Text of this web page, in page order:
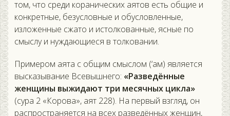
том, что среди коранических аятов есть общие и
конкретные, безусловные и обусловленные,
изложенные сжато и истолкованные, ясные по
смыслу и нуждающиеся в толковании.
Примером аята с общим смыслом (‘ам) является
высказывание Всевышнего: «Разведённые
женщины выжидают три месячных цикла»
(сура 2 «Корова», аят 228). На первый взгляд, он
распространяется на всех разведённых женщин,